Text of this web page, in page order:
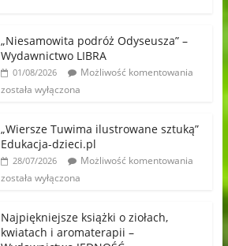
„Niesamowita podróż Odyseusza” –
Wydawnictwo LIBRA
01/08/2026
Możliwość komentowania
została wyłączona
„Wiersze Tuwima ilustrowane sztuką”
Edukacja-dzieci.pl
28/07/2026
Możliwość komentowania
została wyłączona
Najpiękniejsze książki o ziołach,
kwiatach i aromaterapii –